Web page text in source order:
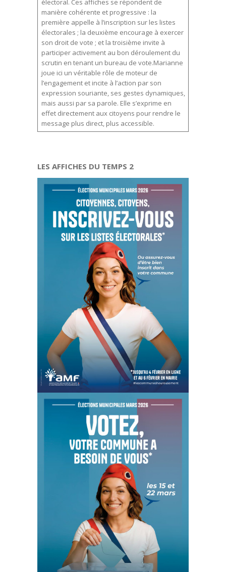
électoral. Ces affiches se répondent de
manière cohérente et progressive : la
première appelle à l’inscription sur les listes
électorales ; la deuxième encourage à exercer
son droit de vote ; et la troisième invite à
participer activement au bon déroulement du
scrutin en tenant un bureau de vote.Marianne
joue ici un véritable rôle de moteur de
l’engagement et incite à l’action par son
expression souriante, ses gestes dynamiques,
mais aussi par sa parole. Elle s’exprime en
effet directement aux citoyens pour rendre le
message plus direct, plus accessible.
LES AFFICHES DU TEMPS 2